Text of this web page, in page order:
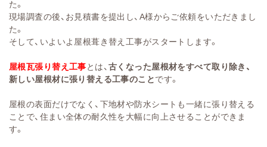
た。
現場調査の後、お見積書を提出し、A様からご依頼をいただきまし
た。
そして、いよいよ屋根葺き替え工事がスタートします。
屋根瓦張り替え工事とは、古くなった屋根材をすべて取り除き、
新しい屋根材に張り替える工事のことです。
屋根の表面だけでなく、下地材や防水シートも一緒に張り替える
ことで、住まい全体の耐久性を大幅に向上させることができま
す。